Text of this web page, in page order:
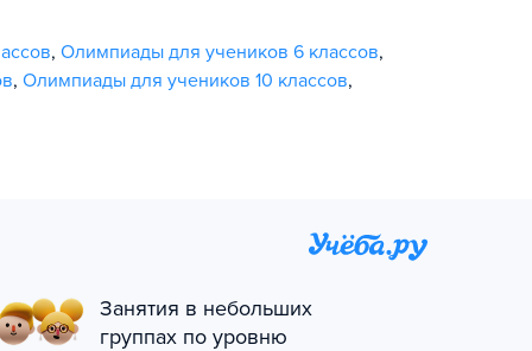
, Олимпиады для учеников 6 классов,
, Олимпиады для учеников 10 классов,
Занятия в небольших
группах по уровню